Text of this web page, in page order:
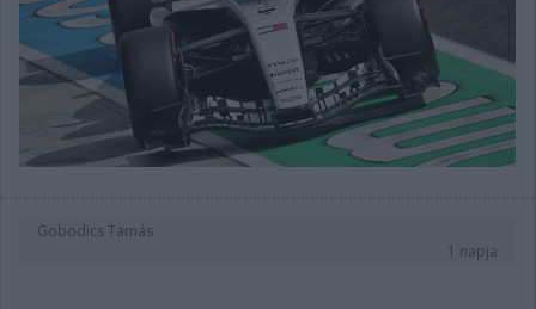
Gobodics Tamás
1 napja